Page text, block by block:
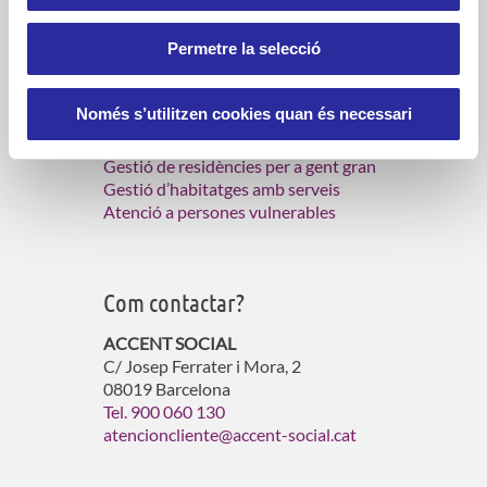
Permetre la selecció
Només s’utilitzen cookies quan és necessari
persones grans.
Què fem?
Serveis d’atenció domiciliària
Gestió de residències per a gent gran
Gestió d’habitatges amb serveis
Atenció a persones vulnerables
Com contactar?
ACCENT SOCIAL
C/ Josep Ferrater i Mora, 2
08019 Barcelona
Tel. 900 060 130
atencioncliente@accent-social.cat